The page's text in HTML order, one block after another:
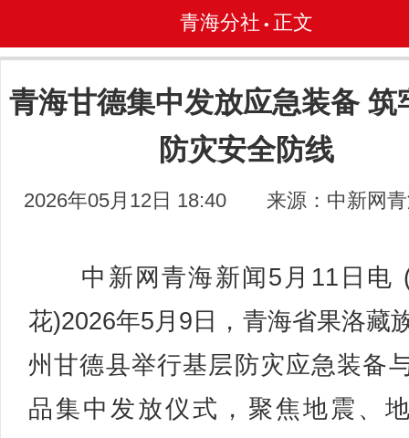
青海分社 • 正文
青海甘德集中发放应急装备 筑
防灾安全防线
2026年05月12日 18:40 来源：中新网
中新网青海新闻5月11日电
花)2026年5月9日，青海省果洛藏
州甘德县举行基层防灾应急装备
品集中发放仪式，聚焦地震、